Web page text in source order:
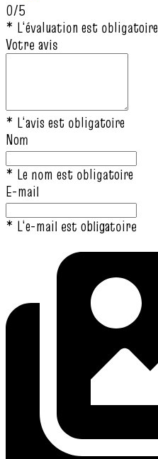
0/5
* L‘évaluation est obligatoire
Votre avis
* L‘avis est obligatoire
Nom
* Le nom est obligatoire
E-mail
* L‘e-mail est obligatoire